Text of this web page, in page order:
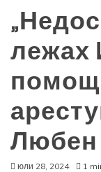
лежах
помощ
юли 28, 2024 1